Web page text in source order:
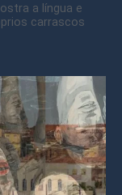
a língua e
carrascos